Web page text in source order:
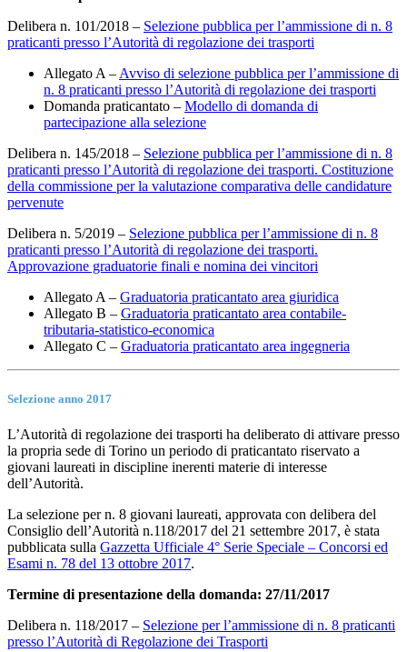
Delibera n. 101/2018 – Selezione pubblica per l’ammissione di n. 8
praticanti presso l’Autorità di regolazione dei trasporti
Allegato A –Avviso di selezione pubblica per l’ammissione di
n. 8 praticanti presso l’Autorità di regolazione dei trasporti
Domanda praticantato – Modello di domanda di
partecipazione alla selezione
Delibera n. 145/2018 – Selezione pubblica per l’ammissione di n. 8
praticanti presso l’Autorità di regolazione dei trasporti. Costituzione
della commissione per la valutazione comparativa delle candidature
pervenute
Delibera n. 5/2019 – Selezione pubblica per l’ammissione di n. 8
praticanti presso l’Autorità di regolazione dei trasporti.
Approvazione graduatorie finali e nomina dei vincitori
Allegato A – Graduatoria praticantato area giuridica
Allegato B – Graduatoria praticantato area contabile-
tributaria-statistico-economica
Allegato C – Graduatoria praticantato area ingegneria
Selezione anno 2017
L’Autorità di regolazione dei trasporti ha deliberato di attivare presso
la propria sede di Torino un periodo di praticantato riservato a
giovani laureati in discipline inerenti materie di interesse
dell’Autorità.
La selezione per n. 8 giovani laureati, approvata con delibera del
Consiglio dell’Autorità n.118/2017 del 21 settembre 2017, è stata
pubblicata sulla Gazzetta Ufficiale 4° Serie Speciale – Concorsi ed
Esami n. 78 del 13 ottobre 2017.
Termine di presentazione della domanda: 27/11/2017
Delibera n. 118/2017 – Selezione per l’ammissione di n. 8 praticanti
presso l’Autorità di Regolazione dei Trasporti